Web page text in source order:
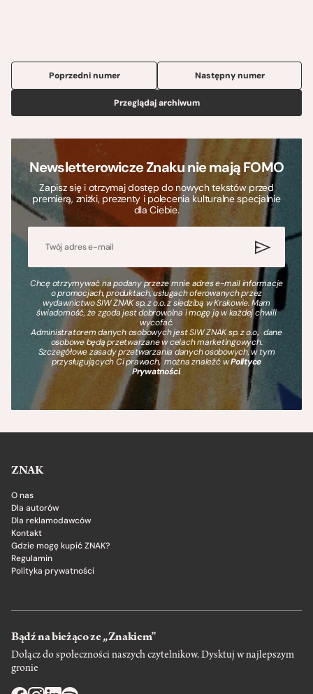
Poprzedni numer
Przeglądaj archiwum
Następny numer
Newsletterowicze Znaku nie mają FOMO
Zapisz się i otrzymaj dostęp do nowych tekstów przed
premierą, zniżki, prezenty i polecenia kulturalne specjalnie
dla Ciebie.
Chcę otrzymywać na podany przeze mnie adres e-mail informacje
o promocjach, produktach, usługach oferowanych przez
wydawnictwo SIW ZNAK sp. z o.o. z siedzibą w Krakowie. Mam
świadomość, że zgoda jest dobrowolna i mogę ją w każdej chwili
wycofać.
Administratorem danych osobowych jest SIW ZNAK sp. z o.o., dane
osobowe będą przetwarzane w celach marketingowych.
Szczegółowe zasady przetwarzania danych osobowych, w tym
przysługujących Ci prawach, można znaleźć wPolityce
Prywatności.
ZNAK
O nas
Dla autorów
Dla reklamodawców
Kontakt
Gdzie mogę kupić ZNAK?
Regulamin
Polityka prywatności
Bądź na bieżąco ze „Znakiem”
Dołącz do społeczności naszych czytelnikow. Dysktuj w najlepszym
gronie